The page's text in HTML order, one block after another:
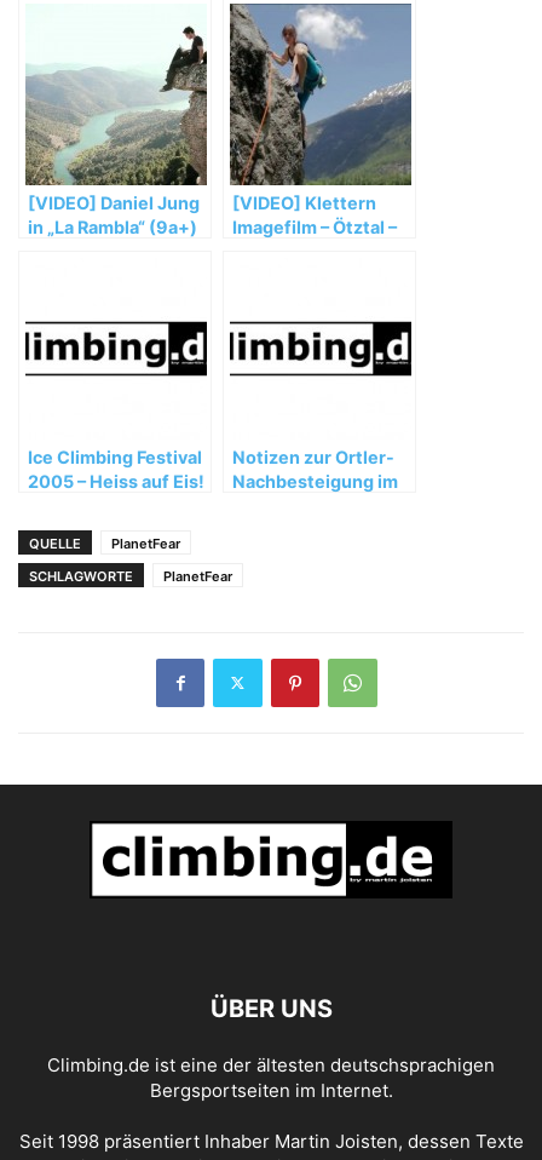
[VIDEO] Daniel Jung
in „La Rambla“ (9a+)
[VIDEO] Klettern
Imagefilm – Ötztal –
Ice Climbing Festival
2005 – Heiss auf Eis!
Notizen zur Ortler-
Nachbesteigung im
QUELLE
PlanetFear
SCHLAGWORTE
PlanetFear
ÜBER UNS
Climbing.de ist eine der ältesten deutschsprachigen
Bergsportseiten im Internet.
Seit 1998 präsentiert Inhaber Martin Joisten, dessen Texte